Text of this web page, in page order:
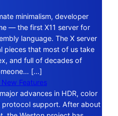
minimalism, developer
— the first X11 server for
language. The X server
pieces that most of us take
and full of decades of
[…]
Features
advances in HDR, color
protocol support. After about